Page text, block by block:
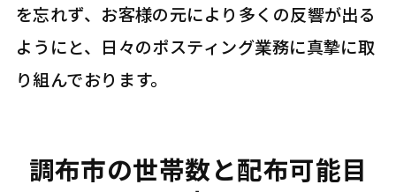
を忘れず、お客様の元により多くの反響が出る
ようにと、日々のポスティング業務に真摯に取
り組んでおります。
調布市の世帯数と配布可能目